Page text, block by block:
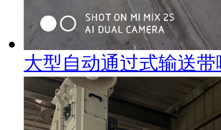
大型自动通过式输送